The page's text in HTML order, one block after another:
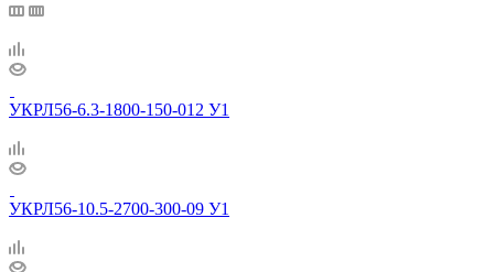
УКРЛ56-6.3-1800-150-012 У1
УКРЛ56-10.5-2700-300-09 У1